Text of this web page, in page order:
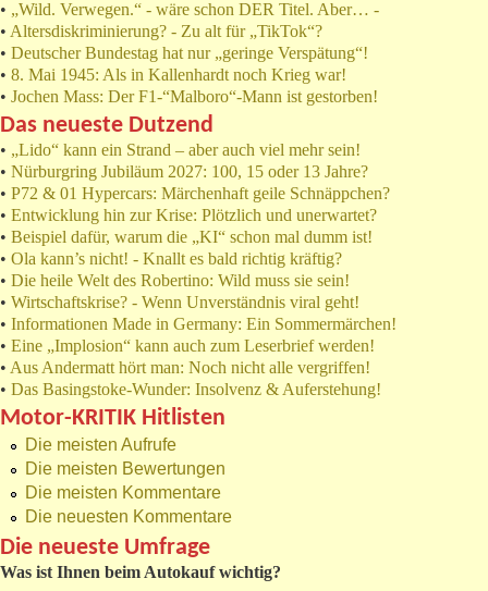
• „Wild. Verwegen.“ - wäre schon DER Titel. Aber… -
• Altersdiskriminierung? - Zu alt für „TikTok“?
• Deutscher Bundestag hat nur „geringe Verspätung“!
• 8. Mai 1945: Als in Kallenhardt noch Krieg war!
• Jochen Mass: Der F1-“Malboro“-Mann ist gestorben!
Das neueste Dutzend
• „Lido“ kann ein Strand – aber auch viel mehr sein!
• Nürburgring Jubiläum 2027: 100, 15 oder 13 Jahre?
• P72 & 01 Hypercars: Märchenhaft geile Schnäppchen?
• Entwicklung hin zur Krise: Plötzlich und unerwartet?
• Beispiel dafür, warum die „KI“ schon mal dumm ist!
• Ola kann’s nicht! - Knallt es bald richtig kräftig?
• Die heile Welt des Robertino: Wild muss sie sein!
• Wirtschaftskrise? - Wenn Unverständnis viral geht!
• Informationen Made in Germany: Ein Sommermärchen!
• Eine „Implosion“ kann auch zum Leserbrief werden!
• Aus Andermatt hört man: Noch nicht alle vergriffen!
• Das Basingstoke-Wunder: Insolvenz & Auferstehung!
Motor-KRITIK Hitlisten
Die meisten Aufrufe
Die meisten Bewertungen
Die meisten Kommentare
Die neuesten Kommentare
Die neueste Umfrage
Was ist Ihnen beim Autokauf wichtig?